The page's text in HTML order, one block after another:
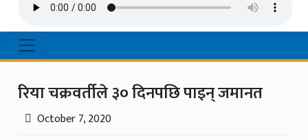
रिया चक्रवर्तीले ३० दिनपछि पाइन् जमानत
October 7, 2020